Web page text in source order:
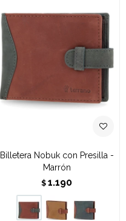
Billetera Nobuk con Presilla -
Marrón
$ 1.190